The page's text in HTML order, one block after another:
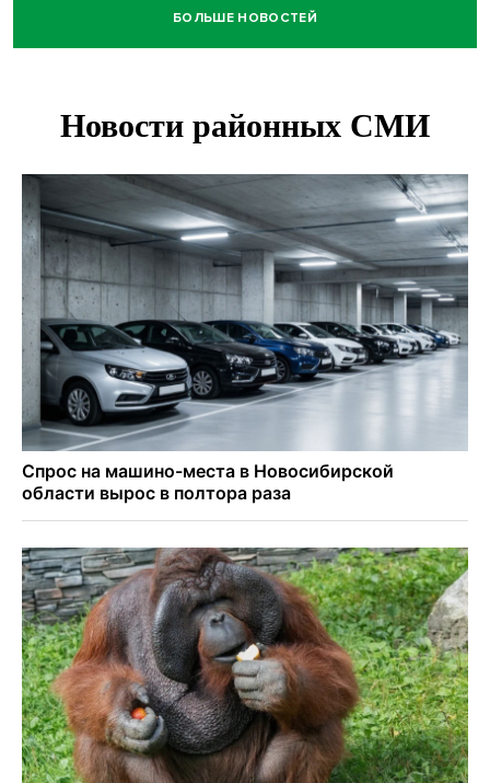
Новосибирцам назвали точное количество выходных
Годовалый ребёнок оказался заперт в автомобиле в
Всем миром: жители новосибирской деревни помогли
найти пропавшего мальчика
Новосибирцам объяснили новые правила сверхурочной
работы
БОЛЬШЕ НОВОСТЕЙ